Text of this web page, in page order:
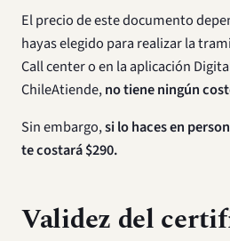
El precio de este documento
hayas elegido para realizar la
Call center o en la aplicación
ChileAtiende,no tiene ningún
Sin embargo,si lo haces en
te costará $290.
Validez del